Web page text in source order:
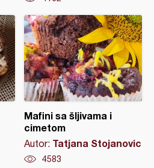
Mafini sa šljivama i
cimetom
Autor: Tatjana Stojanovic
4583